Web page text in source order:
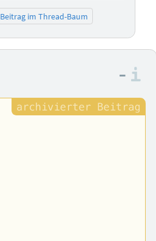
Beitrag im Thread-Baum
–